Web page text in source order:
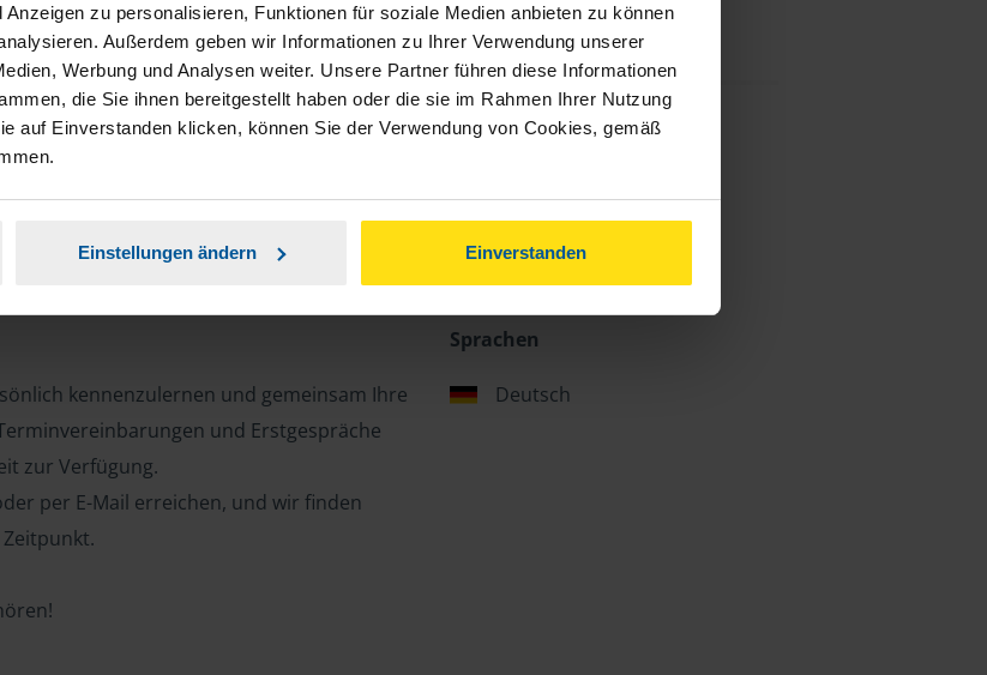
zu personalisieren, Funktionen für soziale Medien anbieten zu können
Außerdem geben wir Informationen zu Ihrer Verwendung unserer
Werbung und Analysen weiter. Unsere Partner führen diese Informationen
die Sie ihnen bereitgestellt haben oder die sie im Rahmen Ihrer Nutzung
auf Einverstanden klicken, können Sie der Verwendung von Cookies, gemäß
Einstellungen ändern Einverstanden
kennenzulernen und gemeinsam Ihre
und Erstgespräche
zur Verfügung.
per E-Mail erreichen, und wir finden
Sprachen
Deutsch